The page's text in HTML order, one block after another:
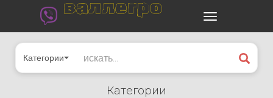
валлегро
Категории
Категории